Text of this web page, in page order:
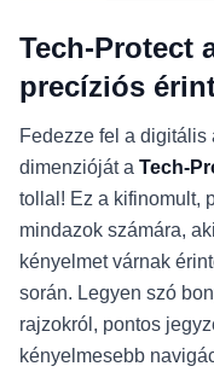
Tech-Protect
precíziós
Fedezze fel a
dimenzióját a Tech-
tollal! Ez a kifinomult,
mindazok számára,
kényelmet várnak
során. Legyen szó
rajzokról, pontos
kényelmesebb